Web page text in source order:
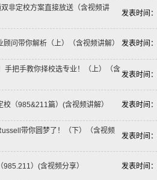
非定校方案直接放送（含视频讲
发表时间：
问带你解析（上）（含视频讲解） 发表时间：
手把手教你择校选专业！（上）（含
发表时间：
（985&211篇）(含视频讲解） 发表时间：
带你圆梦了！（下）（含视频
发表时间：
）(含视频分享） 发表时间：